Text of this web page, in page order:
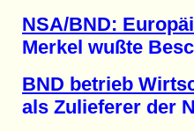
NSA/BND:
Merkel wußte
BND betrieb
als Zulieferer der